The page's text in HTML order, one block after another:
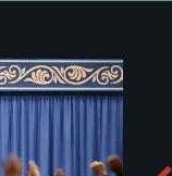
ildönümü